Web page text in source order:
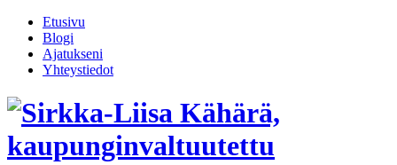
Etusivu
Blogi
Ajatukseni
Yhteystiedot